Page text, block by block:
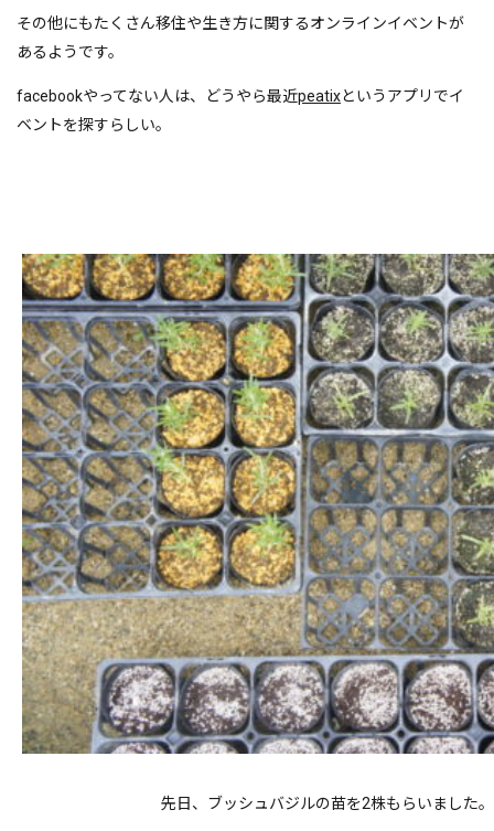
その他にもたくさん移住や生き方に関するオンラインイベントが
あるようです。
facebookやってない人は、どうやら最近peatixというアプリでイ
ベントを探すらしい。
先日、ブッシュバジルの苗を2株もらいました